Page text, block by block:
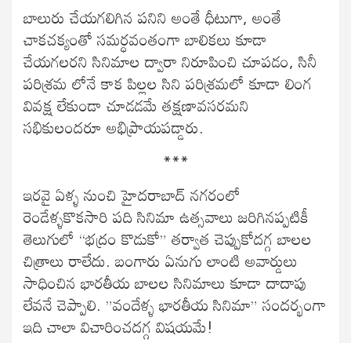
బాలురు చేయగలిగిన పనిని అంతే ధీటుగా, అంతే
చాకచక్యంతో సమర్ధవంతంగా బాలికలు కూడా
చేయగలరని సినిమాల ద్వారా నిరూపించి చూపడం, సినీ
పరిశ్రమ లోనే కాక పిల్లల సిని పరిశ్రమలో కూడా లింగ
వివక్ష లేకుండా చూడడమే తక్షణావసరమని
సభికులందరూ అభిప్రాయపడ్డారు.
***
ఇరవై ఏళ్ళ నుంచి హైదరాబాద్ నగరంలో
రెండేళ్ళకొకసారి పది సినిమా ఉత్సవాలు జరిగినప్పటికీ
తెలుగులో “భద్రం కొడుకో” తర్వాత చెప్పుకోదగ్గ బాలల
చిత్రాలు రాలేదు. బంగారు ఏనుగు లాంటి అవార్డులు
సాధించిన భారతీయ బాలల సినిమాలు కూడా దాదాపు
లేవనే చెప్పాలి. ”వందేళ్ళ భారతీయ సినిమా” సందర్భంగా
ఇది చాలా విచారించదగ్గ విషయమే!